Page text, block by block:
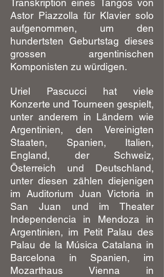
Transkription eines Tangos von
Astor Piazzolla für Klavier solo
aufgenommen, um den
hundertsten Geburtstag dieses
grossen argentinischen
Komponisten zu würdigen.
Uriel Pascucci hat viele
Konzerte und Tourneen gespielt,
unter anderem in Ländern wie
Argentinien, den Vereinigten
Staaten, Spanien, Italien,
England, der Schweiz,
Österreich und Deutschland,
unter diesen zählen diejenigen
im Auditorium Juan Victoria in
San Juan und im Theater
Independencia in Mendoza in
Argentinien, im Petit Palau des
Palau de la Música Catalana in
Barcelona in Spanien, im
Mozarthaus Vienna in